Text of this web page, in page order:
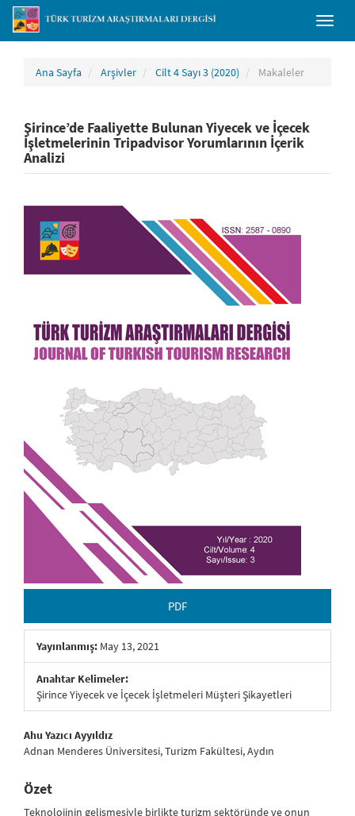
##plugins.themes.bootstrap3.accessible_menu.main_navigation##
##plugins.themes.bootstrap3.accessible_menu.main_content##
##plugins.themes.bootstrap3.accessible_menu.sidebar##
Toggle
Ana Sayfa Arşivler Cilt 4 Sayı 3 (2020) Makaleler
Şirince’de Faaliyette Bulunan Yiyecek ve İçecek
İşletmelerinin Tripadvisor Yorumlarının İçerik
Analizi
PDF
Yayınlanmış: May 13, 2021
Anahtar Kelimeler:
Şirince Yiyecek ve İçecek İşletmeleri Müşteri Şikayetleri
##plugins.themes.bootstrap3.article.main##
Ahu Yazıcı Ayyıldız
Adnan Menderes Üniversitesi, Turizm Fakültesi, Aydın
Özet
Teknolojinin gelişmesiyle birlikte turizm sektöründe ve onun